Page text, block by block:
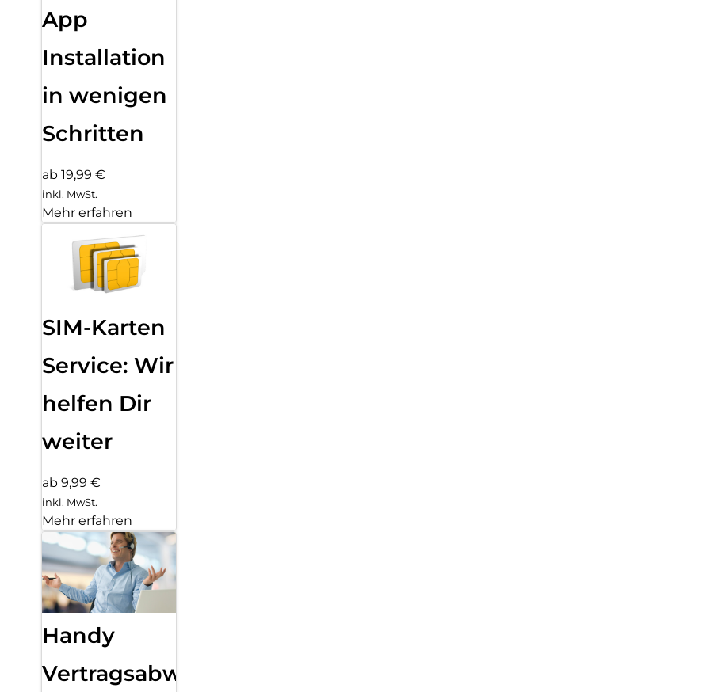
App
Installation
in wenigen
Schritten
ab 19,99 €
inkl. MwSt.
Mehr erfahren
SIM-Karten
Service: Wir
helfen Dir
weiter
ab 9,99 €
inkl. MwSt.
Mehr erfahren
Handy
Vertragsabwicklung